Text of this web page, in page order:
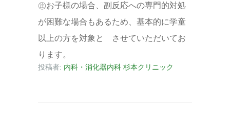
㊟お子様の場合、副反応への専門的対処
が困難な場合もあるため、基本的に学童
以上の方を対象と させていただいてお
ります。
投稿者: 内科・消化器内科 杉本クリニック